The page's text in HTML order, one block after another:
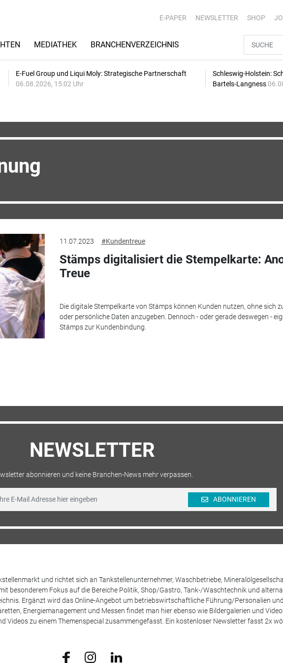
E-PAPER NEWSLETTER SHOP
MEDIATHEK BRANCHENVERZEICHNIS
E-Fuel Group und Liqui Moly: Strategische Partnerschaft
06.08.2026, 15:02 Uhr
Schleswig-Holstein:
Bartels-Langness
11.07.2023 #Kundentreue
Stämps digitalisiert die Stempelkarte:
Treue
Die digitale Stempelkarte von Stämps können Kunden nutzen, ohne sich
oder persönliche ­Daten anzugeben. Dennoch - oder gerade deswegen -
Stämps zur Kundenbindung.
NEWSLETTER
abonnieren und keine Branchen-News mehr verpassen.
ABONNIEREN
und richtet sich an Tankstellenunternehmer, Waschbetriebe,
besonderem Fokus auf die Bereiche Politik, Shop/Gastro, Tank-/Waschtechnik und
Ergänzt wird das Online-Angebot um betriebswirtschaftliche Führung/Personalien
Energiemanagement und Messen findet man hier ebenso wie Bildergalerien und
Videos zu einem Themenspecial zusammengefasst. Ein kostenloser Newsletter fasst 2x